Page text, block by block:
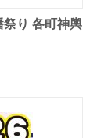
祭り 各町神輿